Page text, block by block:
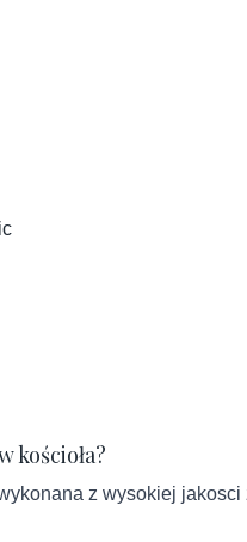
kościoła?
z wysokiej